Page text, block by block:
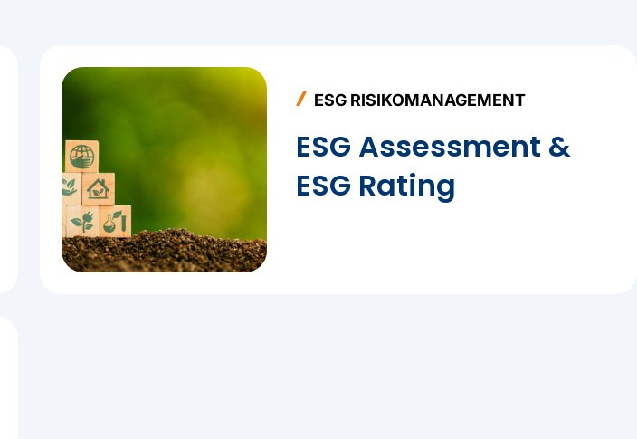
und setzt gemeinsam mit
und Bewertung von ESG-
ESG RISIKOMANAGEMENT
ESG Assessment &
ESG Rating